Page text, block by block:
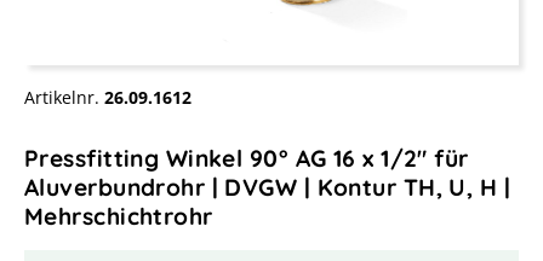
Artikelnr. 26.09.1612
Pressfitting Winkel 90° AG 16 x 1/2" für
Aluverbundrohr | DVGW | Kontur TH, U, H |
Mehrschichtrohr